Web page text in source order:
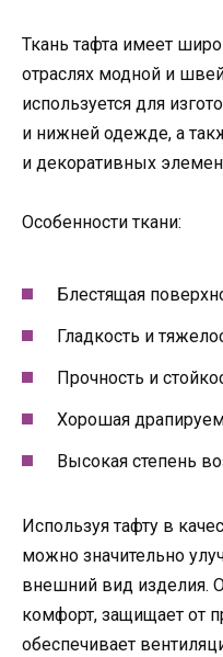
Ткань тафта имеет
отраслях модной и
используется для
и нижней одежде, а
и декоративных
Особенности ткани:
Блестящая
Гладкость и
Прочность и
Хорошая
Высокая степень
Используя тафту в
можно значительно
внешний вид изделия.
комфорт, защищает от
обеспечивает